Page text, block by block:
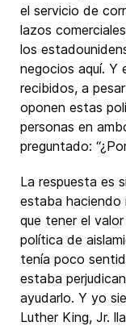
el servicio de
lazos
los
negocios aquí. Y
recibidos, a
oponen estas
personas en
preguntado:
La respuesta es
estaba haciendo
que tener el
política de
tenía poco
estaba
ayudarlo. Y yo
Luther King, Jr.